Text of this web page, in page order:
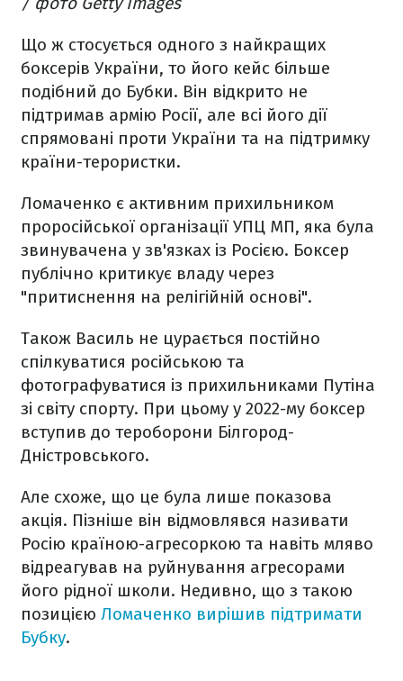
Що ж стосується одного з найкращих
боксерів України, то його кейс більше
подібний до Бубки. Він відкрито не
підтримав армію Росії, але всі його дії
спрямовані проти України та на підтримку
країни-терористки.
Ломаченко є активним прихильником
проросійської організації УПЦ МП, яка була
звинувачена у зв'язках із Росією. Боксер
публічно критикує владу через
"притиснення на релігійній основі".
Також Василь не цурається постійно
спілкуватися російською та
фотографуватися із прихильниками Путіна
зі світу спорту. При цьому у 2022-му боксер
вступив до тероборони Білгород-
Дністровського.
Але схоже, що це була лише показова
акція. Пізніше він відмовлявся називати
Росію країною-агресоркою та навіть мляво
відреагував на руйнування агресорами
його рідної школи. Недивно, що з такою
позицією Ломаченко вирішив підтримати
Бубку.